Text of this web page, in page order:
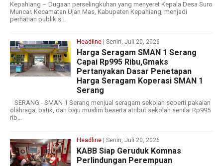
Kepahiang – Dugaan perselingkuhan yang menyeret Kepala Desa Suro
Muncar. Kecamatan Ujan Mas, Kabupaten Kepahiang, menjadi
perhatian publik s...
Headline | Senin, Juli 20, 2026
Harga Seragam SMAN 1 Serang
Capai Rp995 Ribu,Gmaks
Pertanyakan Dasar Penetapan
Harga Seragam Koperasi SMAN 1
Serang
SERANG - SMAN 1 Serang menjual seragam sekolah seperti pakaian
olahraga, batik, dan baju muslim beserta atribut sekolah senilai Rp995
rib...
Headline | Senin, Juli 20, 2026
‎KABB Siap Geruduk Komnas
Perlindungan Perempuan